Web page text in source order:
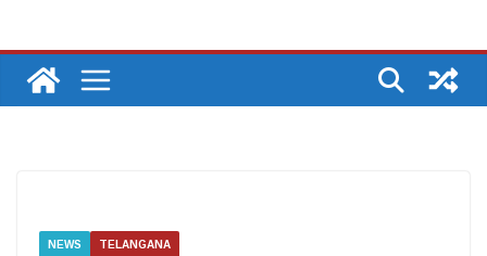
NEWS TELANGANA